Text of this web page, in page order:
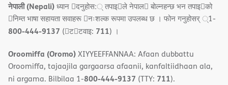
नेपाली (Nepali)ध्यान 􀇑दनुहोस:् तपाइ􀉍ले नेपाल􀈣 बोल्नहन्छ भन तपाइ􀉍को
􀇓निम्त भाषा सहायता सवाहरू 􀇓नःशल्क रूपमा उपलब्ध छ । फोन गनुहोसर् ्1-
800-444-9137 (􀇑ट􀇑टवाइ: 711) ।
Oroomiffa (Oromo)XIYYEEFFANNAA: Afaan dubbattu
Oroomiffa, tajaajila gargaarsa afaanii, kanfaltiidhaan ala,
ni argama. Bilbilaa 1-800-444-9137 (TTY: 711).